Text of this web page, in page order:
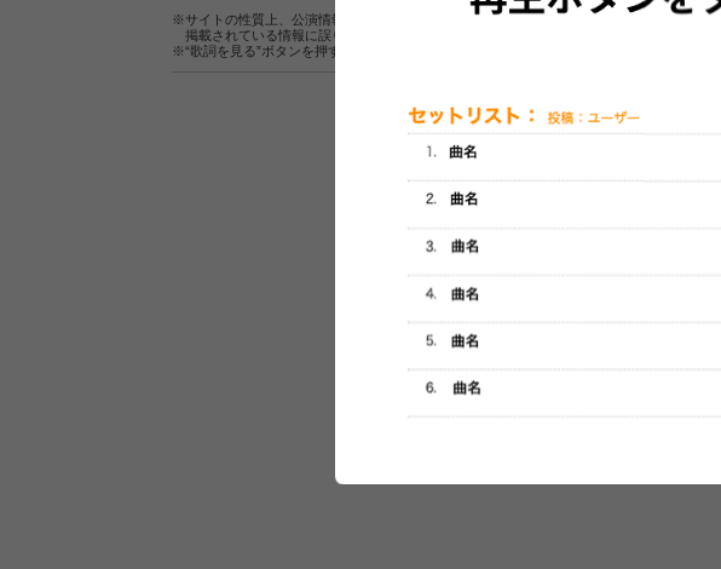
※サイトの性質上、公演情報およびセットリスト情報の正確性は保証されませんので、あら
掲載されている情報に誤りがある場合は、
※“歌詞を見る”ボタンを押すと、株式会社ページワンが運営する歌詞サイト「
セットリストをプレイリストにして保存